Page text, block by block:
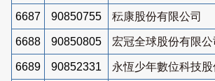
6687 90850755 秐康股份有限公司
6688 90850805 宏冠全球股份有限公
6689 90852331 永恆少年數位科技股